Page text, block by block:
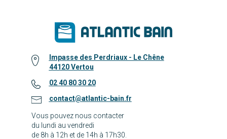
Impasse des Perdriaux - Le Chêne
44120 Vertou
02 40 80 30 20
contact@atlantic-bain.fr
Vous pouvez nous contacter
du lundi au vendredi
de 8h à 12h et de 14h à 17h30.